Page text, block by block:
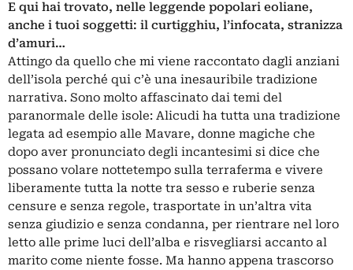
E qui hai trovato, nelle leggende popolari eoliane,
anche i tuoi soggetti: il curtigghiu, l’infocata, stranizza
d’amuri…
Attingo da quello che mi viene raccontato dagli anziani
dell’isola perché qui c’è una inesauribile tradizione
narrativa. Sono molto affascinato dai temi del
paranormale delle isole: Alicudi ha tutta una tradizione
legata ad esempio alle Mavare, donne magiche che
dopo aver pronunciato degli incantesimi si dice che
possano volare nottetempo sulla terraferma e vivere
liberamente tutta la notte tra sesso e ruberie senza
censure e senza regole, trasportate in un’altra vita
senza giudizio e senza condanna, per rientrare nel loro
letto alle prime luci dell’alba e risvegliarsi accanto al
marito come niente fosse. Ma hanno appena trascorso